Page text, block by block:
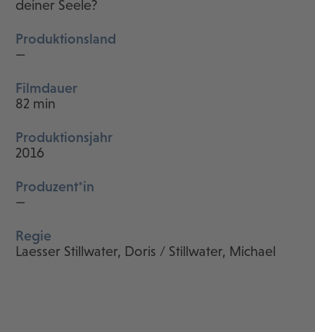
deiner Seele?
Produktionsland
—
Filmdauer
82 min
Produktionsjahr
2016
Produzent*in
—
Regie
Laesser Stillwater, Doris / Stillwater, Michael